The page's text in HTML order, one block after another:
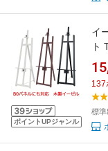
ポイントUPジャンル
イ
ト
三
ス
看
137
標準